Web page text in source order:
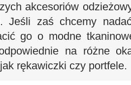
akcesoriów
Jeśli zaś chcemy
go o modne
na różne
rękawiczki czy portfele.